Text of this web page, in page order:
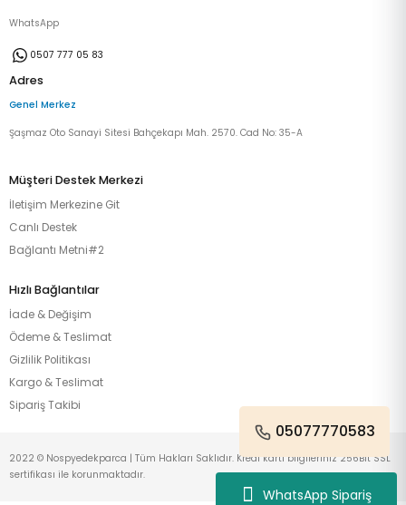
WhatsApp Sipariş
WhatsApp
0507 777 05 83
Adres
Genel Merkez
Şaşmaz Oto Sanayi Sitesi Bahçekapı Mah. 2570. Cad No: 35-A
Müşteri Destek Merkezi
İletişim Merkezine Git
Canlı Destek
Bağlantı Metni#2
Hızlı Bağlantılar
İade & Değişim
Ödeme & Teslimat
Gizlilik Politikası
Kargo & Teslimat
Sipariş Takibi
05077770583
2022 © Nospyedekparca | Tüm Hakları Saklıdır. Kredi kartı bilgileriniz 256Bit SSL
sertifikası ile korunmaktadır.